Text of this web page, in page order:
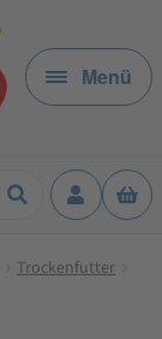
Menü
Trockenfutter